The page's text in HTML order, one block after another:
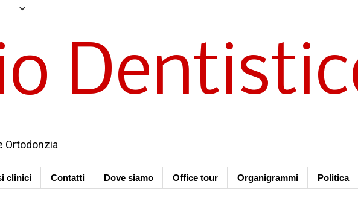
Ortodonzia
clinici Contatti Dove siamo Office tour Organigrammi Politica